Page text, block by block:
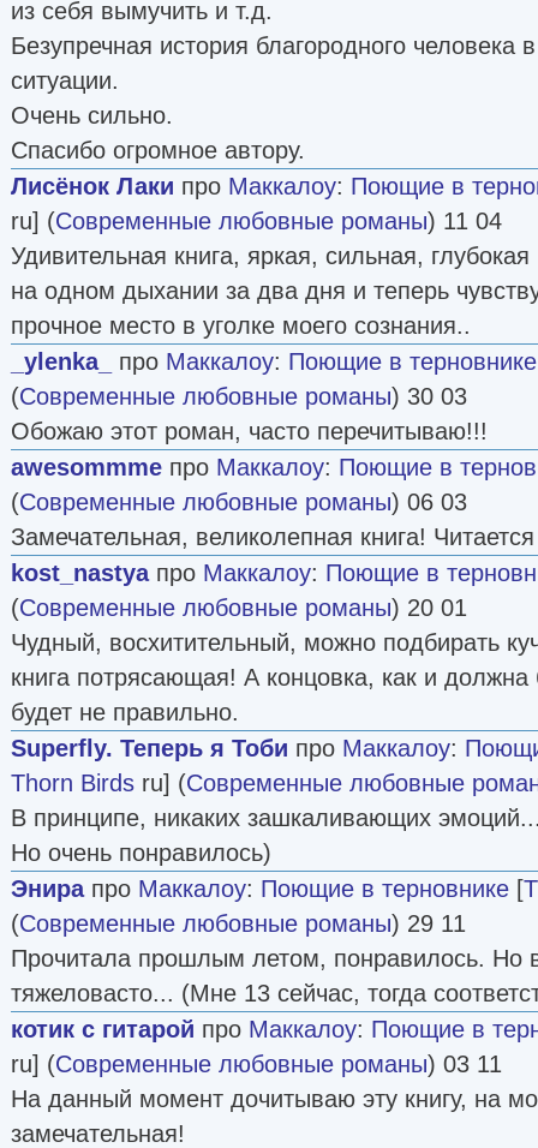
из себя вымучить и т.д.
Безупречная история благородного человека
ситуации.
Очень сильно.
Спасибо огромное автору.
Лисёнок Лаки про Маккалоу: Поющие в
ru] (Современные любовные романы) 11 04
Удивительная книга, яркая, сильная,
на одном дыхании за два дня и теперь
прочное место в уголке моего сознания..
_ylenka_
про Маккалоу: Поющие в терновнике
(Современные любовные романы) 30 03
Обожаю этот роман, часто перечитываю!!!
awesommme про Маккалоу: Поющие в
(Современные любовные романы) 06 03
Замечательная, великолепная книга!
kost_nastyaпро Маккалоу: Поющие в
(Современные любовные романы) 20 01
Чудный, восхитительный, можно подбирать
книга потрясающая! А концовка, как и
будет не правильно.
Superfly. Теперь я Тоби про Маккалоу:
Thorn Birds ru] (Современные любовные
В принципе, никаких зашкаливающих
Но очень понравилось)
Энирапро Маккалоу: Поющие в терновнике [
(Современные любовные романы) 29 11
Прочитала прошлым летом, понравилось. Но
тяжеловасто... (Мне 13 сейчас, тогда
котик с гитарой про Маккалоу: Поющие в
ru] (Современные любовные романы) 03 11
На данный момент дочитываю эту книгу, на
замечательная!